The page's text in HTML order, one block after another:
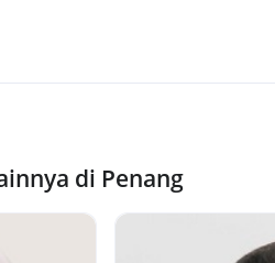
di Penang